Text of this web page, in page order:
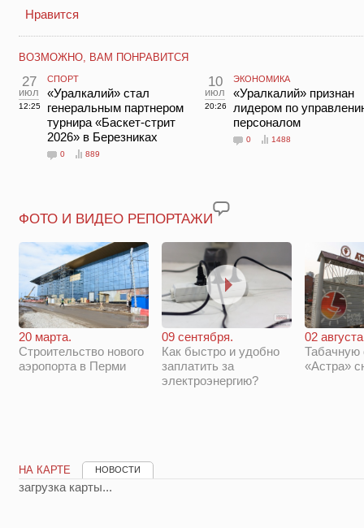
Нравится
ВОЗМОЖНО, ВАМ ПОНРАВИТСЯ
27
июл
12:25
СПОРТ
«Уралкалий» стал
генеральным партнером
турнира «Баскет-стрит
2026» в Березниках
0 889
10
июл
20:26
ЭКОНОМИКА
«Уралкалий» признан
лидером по
персоналом
0 1488
ФОТО И ВИДЕО РЕПОРТАЖИ
20 марта.
Строительство нового
аэропорта в Перми
09 сентября.
Как быстро и удобно
заплатить за
электроэнергию?
02
Табачную
«Астра»
НА КАРТЕ НОВОСТИ
загрузка карты...